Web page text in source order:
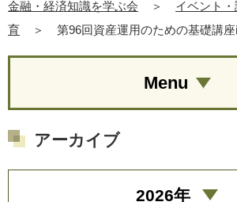
金融・経済知識を学ぶ会
＞ イベント・
育
＞ 第96回資産運用のための基礎講
Menu
アーカイブ
2026年